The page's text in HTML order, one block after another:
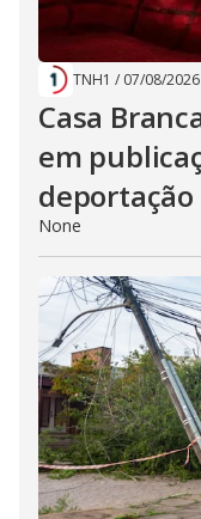
TNH1 / 07/08/2026
Casa
em
None